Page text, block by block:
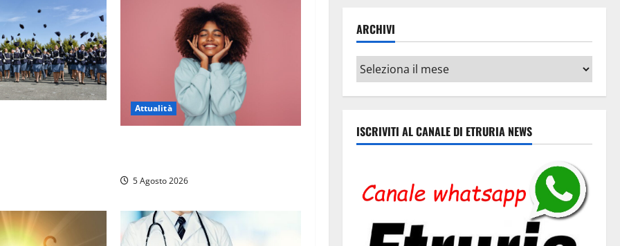
Attualità
5 Agosto 2026
ARCHIVI
Archivi
ISCRIVITI AL CANALE DI ETRURIA NEWS